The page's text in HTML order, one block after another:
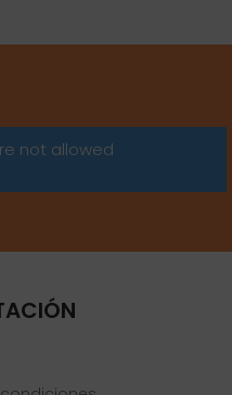
not allowed